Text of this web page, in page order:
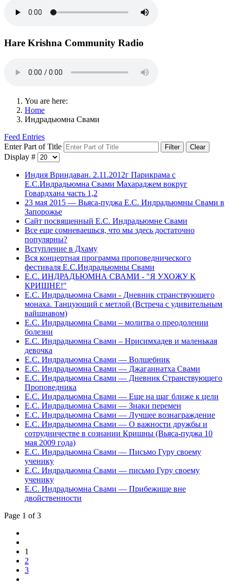
Hare Krishna Community Radio
You are here:
Home
Индрадьюмна Свами
Feed Entries
Enter Part of Title
Filter Clear
Display #
Индия Вриндаван. 2.11.2012г Парикрама с
Е.С.Индрадьюмна Свами Махараджем вокруг
Говардхана часть 1,2
23 мая 2015 — Вьяса-пуджа Е.С. Индрадьюмны Свами в
Запорожье
Cайт посвященный Е.С. Индрадьюмне Свами
Все еще сомневаешься, что мы здесь достаточно
популярны?
Вступление в Дхаму
Вся концертная программа проповеднического
фестиваля Е.С.Индрадьюмны Свами
Е.С. ИНДРАДЬЮМНА СВАМИ - "Я УХОЖУ К
КРИШНЕ!"
Е.С. Индрадьюмна Свами - Дневник странствующего
монаха. Танцующий с метлой (Встреча с удивительным
вайшнавом)
Е.С. Индрадьюмна Свами – молитва о преодолении
болезни
Е.С. Индрадьюмна Свами – Нрисимхадев и маленькая
девочка
Е.С. Индрадьюмна Свами — Волшебник
Е.С. Индрадьюмна Свами — Джаганнатха Свами
Е.С. Индрадьюмна Свами — Дневник Странствующего
Проповедника
Е.С. Индрадьюмна Свами — Еще на шаг ближе к цели
Е.С. Индрадьюмна Свами — Знаки перемен
Е.С. Индрадьюмна Свами — Лучшее вознаграждение
Е.С. Индрадьюмна Свами — О важности дружбы и
сотрудничестве в сознании Кришны (Вьяса-пуджа 10
мая 2009 года)
Е.С. Индрадьюмна Свами — Письмо Гуру своему
ученику
Е.С. Индрадьюмна Свами — письмо Гуру своему
ученику
Е.С. Индрадьюмна Свами — Прибежище вне
двойственности
Page 1 of 3
1
2
3